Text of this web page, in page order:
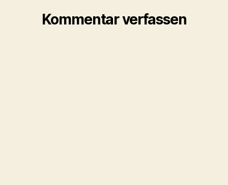
Kommentar verfassen